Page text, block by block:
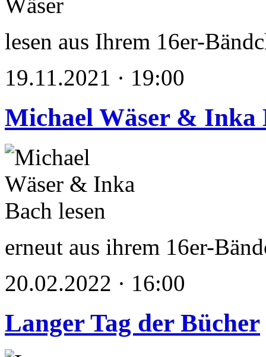
lesen aus Ihrem 16er-
19.11.2021 · 19:00
Michael Wäser & Inka
erneut aus ihrem 16er-
20.02.2022 · 16:00
Langer Tag der Bücher